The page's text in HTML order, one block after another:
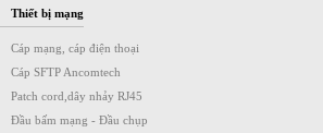
Thiết bị mạng
Cáp mạng, cáp điện thoại
Cáp SFTP Ancomtech
Patch cord,dây nhảy RJ45
Đầu bấm mạng - Đầu chụp